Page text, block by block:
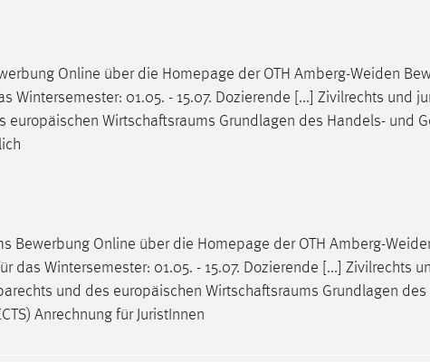
Online über die Homepage der OTH Amberg-Weiden
Wintersemester: 01.05. - 15.07. Dozierende [...] Zivilrechts und
europäischen Wirtschaftsraums Grundlagen des Handels- und
Bewerbung Online über die Homepage der OTH Amberg-
das Wintersemester: 01.05. - 15.07. Dozierende [...] Zivilrechts
und des europäischen Wirtschaftsraums Grundlagen
Anrechnung für JuristInnen